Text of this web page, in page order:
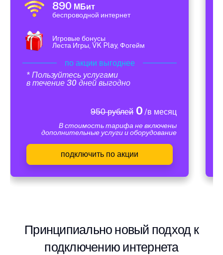
890 МБит
беспроводной интернет
Игровые бонусы
Леста Игры, VK Play, Фогейм
по акции выгоднее
* Пользуйтесь услугами
в течение 30 дней выгодно
950 рублей0 /в месяц
В стоимость тарифа не включены
дополнительные услуги и оборудование
подключить по акции
Принципиально новый подход к
подключению интернета